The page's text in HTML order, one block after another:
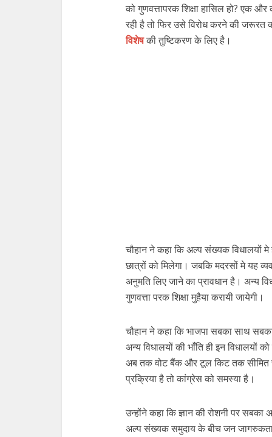
को गुणवत्तापरक शिक्षा हासिल हो? एक
रही है तो फिर उसे विरोध करने की जरूरत
विशेषकी तुष्टिकरण के लिए है।
चौहान ने कहा कि अल्प संख्यक विधालयों
छात्रों को मिलेगा। जबकि मदरसों मे यह
अनुमति लिए जाने का प्रावधान है। अन्य
गुणवत्ता परक शिक्षा मुहैया करायी जायेगी।
चौहान ने कहा कि भाजपा सबका साथ
अन्य विधालयों की भाँति ही इन विधालयों
अब तक वोट बैंक और टूल किट तक सीमित
प्रक्रिया है तो कांग्रेस को समस्या है।
उन्होंने कहा कि ज्ञान की रोशनी पर
अल्प संख्यक समुदाय के बीच जन जागरुकता